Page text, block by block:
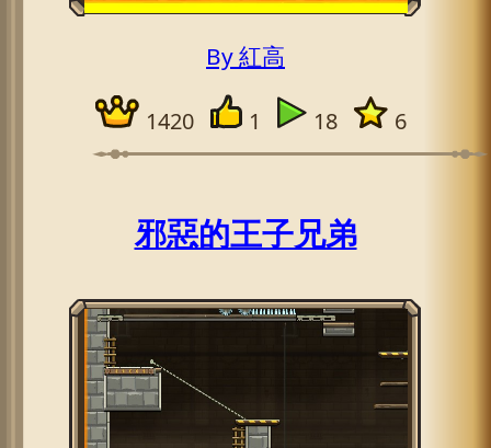
By 紅高
1420 1 18 6
邪惡的王子兄弟